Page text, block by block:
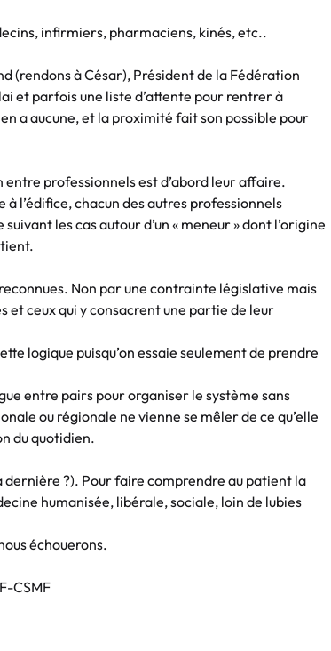
infirmiers, pharmaciens, kinés, etc..
(rendons à César), Président de la Fédération
et parfois une liste d’attente pour rentrer à
a aucune, et la proximité fait son possible pour
professionnels est d’abord leur affaire.
l’édifice, chacun des autres professionnels
les cas autour d’un « meneur » dont l’origine
Non par une contrainte législative mais
et ceux qui y consacrent une partie de leur
logique puisqu’on essaie seulement de prendre
entre pairs pour organiser le système sans
ou régionale ne vienne se mêler de ce qu’elle
du quotidien.
?). Pour faire comprendre au patient la
humanisée, libérale, sociale, loin de lubies
échouerons.
CSMF